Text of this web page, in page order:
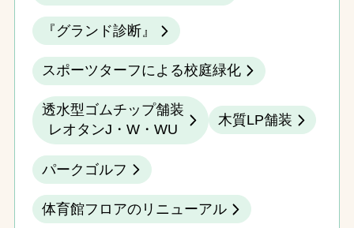
『グランド診断』
スポーツターフによる校庭緑化
透水型ゴムチップ舗装
レオタンJ・W・WU
木質LP舗装
パークゴルフ
体育館フロアのリニューアル